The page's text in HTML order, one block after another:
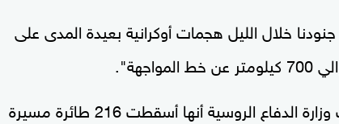
خلال الليل هجمات أوكرانية بعيدة المدى على
ولم تصب كل الطائرات المسيرة أهدافها، إذ أعلنت وزارة الدفاع الروسية ‌أنها أسقطت 216 طائرة ‌مسيرة